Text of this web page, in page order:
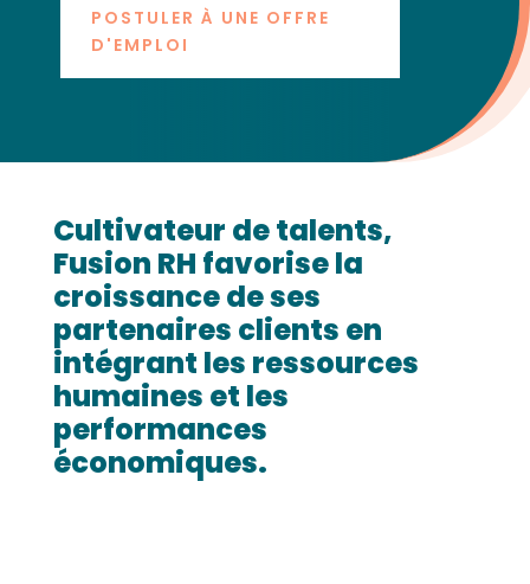
POSTULER À UNE OFFRE
D'EMPLOI
Cultivateur de talents,
Fusion RH favorise la
croissance de ses
partenaires clients en
intégrant les ressources
humaines et les
performances
économiques.